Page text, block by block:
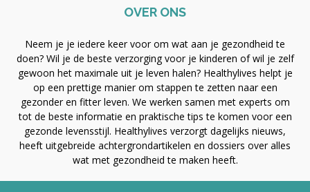
OVER ONS
Neem je je iedere keer voor om wat aan je gezondheid te
doen? Wil je de beste verzorging voor je kinderen of wil je zelf
gewoon het maximale uit je leven halen? Healthylives helpt je
op een prettige manier om stappen te zetten naar een
gezonder en fitter leven. We werken samen met experts om
tot de beste informatie en praktische tips te komen voor een
gezonde levensstijl. Healthylives verzorgt dagelijks nieuws,
heeft uitgebreide achtergrondartikelen en dossiers over alles
wat met gezondheid te maken heeft.